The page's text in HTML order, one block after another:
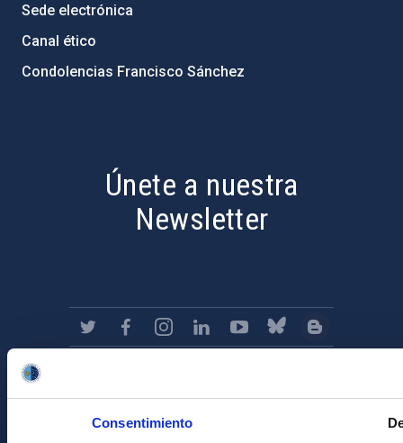
Consentimiento
Sede electrónica
Canal ético
Condolencias Francisco Sánchez
Únete a nuestra
Newsletter